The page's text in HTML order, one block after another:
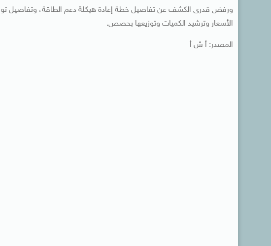
ورفض قدرى الكشف عن تفاصيل خطة إعادة هيكلة دعم الطاقة، وتفاصيل
الأسعار وترشيد الكميات وتوزيعها بحصص.
المصدر: أ ش أ